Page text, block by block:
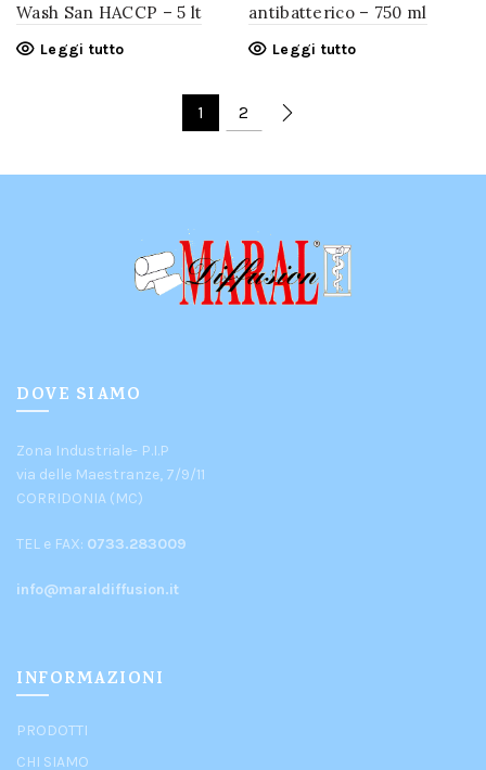
Wash San HACCP – 5 lt
Leggi tutto
antibatterico – 750 ml
Leggi tutto
1 2
DOVE SIAMO
Zona Industriale- P.I.P
via delle Maestranze, 7/9/11
CORRIDONIA (MC)
TEL e FAX: 0733.283009
info@maraldiffusion.it
INFORMAZIONI
PRODOTTI
CHI SIAMO